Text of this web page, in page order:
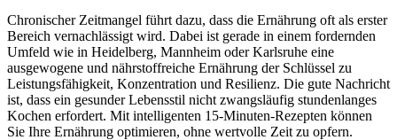
Chronischer Zeitmangel führt dazu, dass die Ernährung oft als erster
Bereich vernachlässigt wird. Dabei ist gerade in einem fordernden
Umfeld wie in Heidelberg, Mannheim oder Karlsruhe eine
ausgewogene und nährstoffreiche Ernährung der Schlüssel zu
Leistungsfähigkeit, Konzentration und Resilienz. Die gute Nachricht
ist, dass ein gesunder Lebensstil nicht zwangsläufig stundenlanges
Kochen erfordert. Mit intelligenten 15-Minuten-Rezepten können
Sie Ihre Ernährung optimieren, ohne wertvolle Zeit zu opfern.